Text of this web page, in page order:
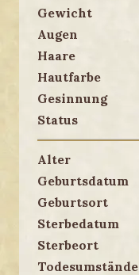
Gewicht
Augen
Haare
Hautfarbe
Gesinnung
Status
Alter
Geburtsdatum
Geburtsort
Sterbedatum
Sterbeort
Todesumstände